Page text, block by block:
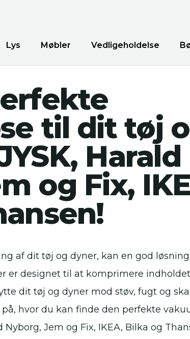
Lys Møbler Vedligeholdelse
til dit tøj
Harald
og Fix,
af dit tøj og dyner, kan en god
er designet til at komprimere
dit tøj og dyner mod støv, fugt og
hvor du kan finde den perfekte
Jem og Fix, IKEA, Bilka og